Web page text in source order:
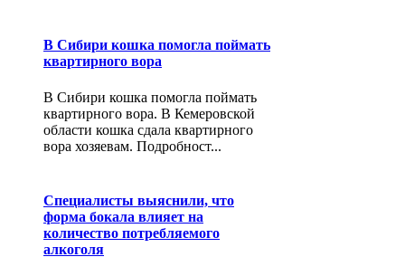
В Сибири кошка помогла поймать
квартирного вора
В Сибири кошка помогла поймать
квартирного вора. В Кемеровской
области кошка сдала квартирного
вора хозяевам. Подробност...
Специалисты выяснили, что
форма бокала влияет на
количество потребляемого
алкоголя